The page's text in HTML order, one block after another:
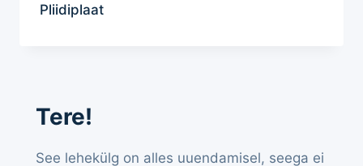
Pliidiplaat
Tere!
See lehekülg on alles uuendamisel, seega ei